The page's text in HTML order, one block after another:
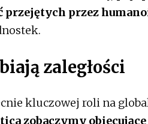
przejętych przez
zaległości
kluczowej roli na
zobaczymy